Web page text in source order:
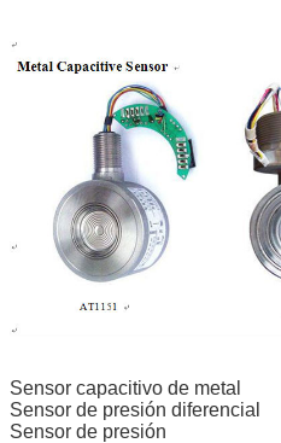
Sensor capacitivo de metal
Sensor de presión diferencial
Sensor de presión